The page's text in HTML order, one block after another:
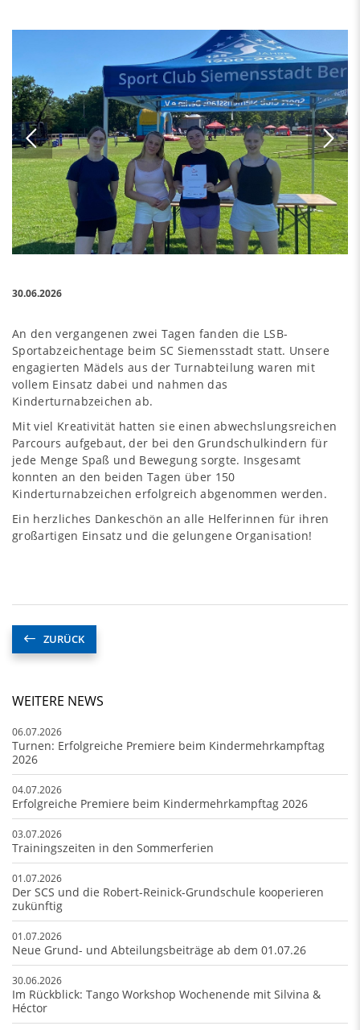
30.06.2026
An den vergangenen zwei Tagen fanden die LSB-
Sportabzeichentage beim SC Siemensstadt statt. Unsere
engagierten Mädels aus der Turnabteilung waren mit
vollem Einsatz dabei und nahmen das
Kinderturnabzeichen ab.
Mit viel Kreativität hatten sie einen abwechslungsreichen
Parcours aufgebaut, der bei den Grundschulkindern für
jede Menge Spaß und Bewegung sorgte. Insgesamt
konnten an den beiden Tagen über 150
Kinderturnabzeichen erfolgreich abgenommen werden.
Ein herzliches Dankeschön an alle Helferinnen für ihren
großartigen Einsatz und die gelungene Organisation!
ZURÜCK
WEITERE NEWS
06.07.2026
Turnen: Erfolgreiche Premiere beim Kindermehrkampftag
2026
04.07.2026
Erfolgreiche Premiere beim Kindermehrkampftag 2026
03.07.2026
Trainingszeiten in den Sommerferien
01.07.2026
Der SCS und die Robert-Reinick-Grundschule kooperieren
zukünftig
01.07.2026
Neue Grund- und Abteilungsbeiträge ab dem 01.07.26
30.06.2026
Im Rückblick: Tango Workshop Wochenende mit Silvina &
Héctor